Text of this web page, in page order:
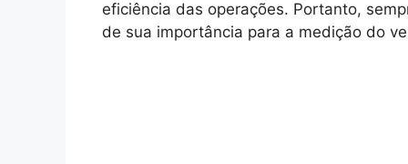
eficiência das operações. Portanto,
de sua importância para a medição do